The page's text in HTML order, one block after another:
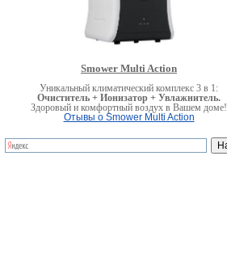
Smower Multi Action
Уникальный климатический комплекс 3 в 1:
Очиститель + Ионизатор + Увлажнитель.
Здоровый и комфортный воздух в Вашем доме!
Отывы о Smower Multi Action